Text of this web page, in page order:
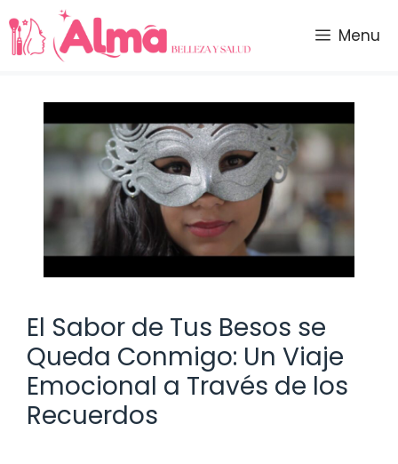
Saltar
al
contenido
Menu
El Sabor de Tus Besos se
Queda Conmigo: Un Viaje
Emocional a Través de los
Recuerdos